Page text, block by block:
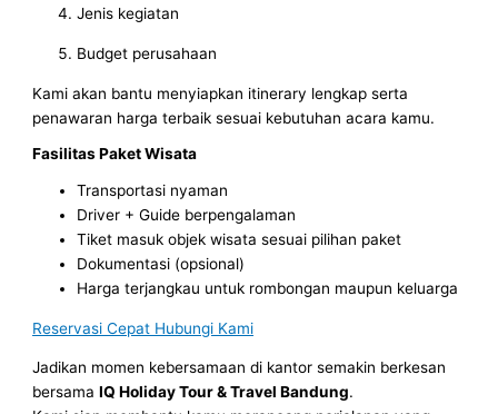
Jenis kegiatan
Budget perusahaan
Kami akan bantu menyiapkan itinerary lengkap serta
penawaran harga terbaik sesuai kebutuhan acara kamu.
Fasilitas Paket Wisata
Transportasi nyaman
Driver + Guide berpengalaman
Tiket masuk objek wisata sesuai pilihan paket
Dokumentasi (opsional)
Harga terjangkau untuk rombongan maupun keluarga
Reservasi Cepat Hubungi Kami
Jadikan momen kebersamaan di kantor semakin berkesan
bersamaIQ Holiday Tour & Travel Bandung.